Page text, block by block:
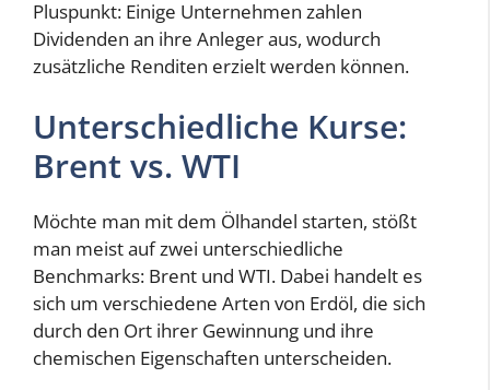
Pluspunkt: Einige Unternehmen zahlen
Dividenden an ihre Anleger aus, wodurch
zusätzliche Renditen erzielt werden können.
Unterschiedliche Kurse:
Brent vs. WTI
Möchte man mit dem Ölhandel starten, stößt
man meist auf zwei unterschiedliche
Benchmarks: Brent und WTI. Dabei handelt es
sich um verschiedene Arten von Erdöl, die sich
durch den Ort ihrer Gewinnung und ihre
chemischen Eigenschaften unterscheiden.